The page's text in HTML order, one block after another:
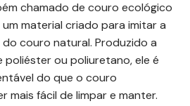
chamado de couro ecológico
material criado para imitar a
couro natural. Produzido a
poliéster ou poliuretano, ele é
do que o couro
mais fácil de limpar e manter.